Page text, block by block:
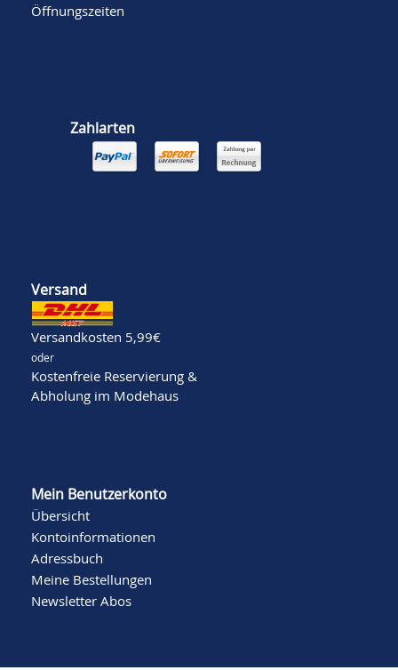
Öffnungszeiten
Zahlarten
Versand
Versandkosten 5,99€
oder
Kostenfreie Reservierung &
Abholung im Modehaus
Mein Benutzerkonto
Übersicht
Kontoinformationen
Adressbuch
Meine Bestellungen
Newsletter Abos